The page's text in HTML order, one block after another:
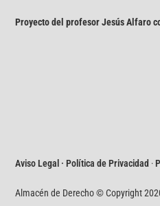
Proyecto del profesor Jesús Alfaro
Aviso Legal · Política de Privacidad ·
Almacén de Derecho © Copyright